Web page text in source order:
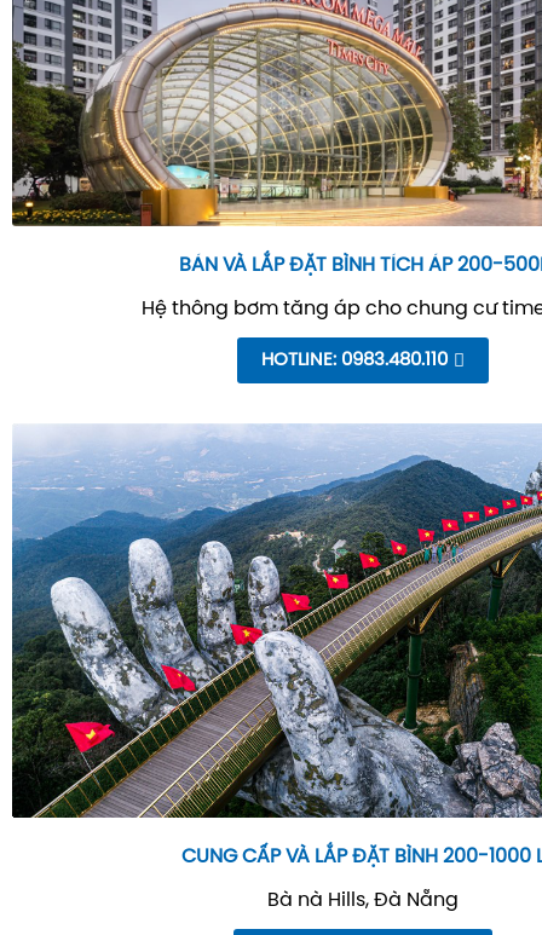
BÁN VÀ LẮP ĐẶT BÌNH TÍCH ÁP 200-
Hệ thông bơm tăng áp cho chung cư
HOTLINE: 0983.480.110
CUNG CẤP VÀ LẮP ĐẶT BÌNH 200-1000
Bà nà Hills, Đà Nẵng